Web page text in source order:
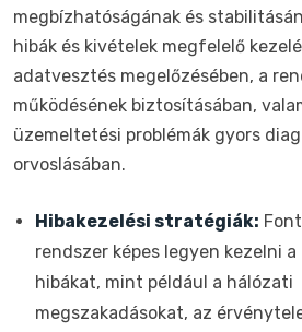
megbízhatóságának és
hibák és kivételek megfelelő
adatvesztés megelőzésében, a
működésének biztosításában,
üzemeltetési problémák gyors
orvoslásában.
Hibakezelési stratégiák:
rendszer képes legyen kezelni
hibákat, mint például a hálózati
megszakadásokat, az